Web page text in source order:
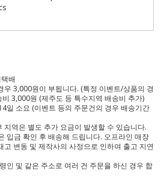
배
우 3,000원이 부됩니다. (특정 이벤트/상품의 경
3,000원 (제주도 등 특수지역 배송비 추가)
일 소요 (이벤트 등의 주문건의 경우 배송기간
지역은 별도 추가 요금이 발생할 수 있습니다.
입금 확인 후 배송해 드립니다. 오프라인 매장
고 변동 및 제작사의 사정으로 인하여 출고 지연
인 및 같은 주소로 여러 건 주문을 하신 경우 합